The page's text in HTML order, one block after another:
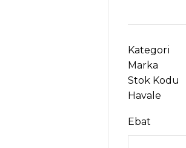
Kategori
Marka
Stok Kodu
Havale
Ebat